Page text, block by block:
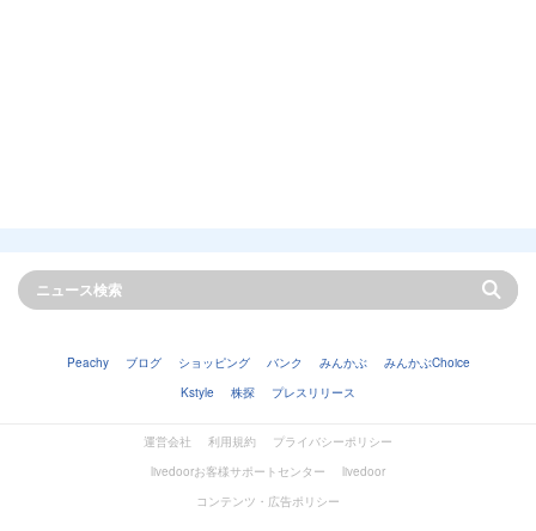
Peachy ブログ ショッピング バンク みんかぶ
みんかぶChoice
Kstyle
株探 プレスリリース
運営会社 利用規約
プライバシーポリシー
livedoorお客様サポートセンター
livedoor
コンテンツ・広告ポリシー